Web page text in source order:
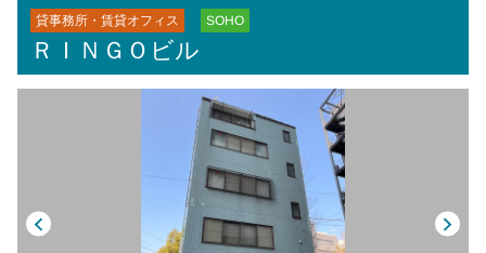
貸事務所・賃貸オフィス SOHO
ＲＩＮＧＯビル